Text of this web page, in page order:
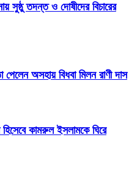
সুষ্ঠু তদন্ত ও দোষীদের বিচারের
অসহায় বিধবা মিলন রাণী দাস
হিসেবে কামরুল ইসলামকে ঘিরে